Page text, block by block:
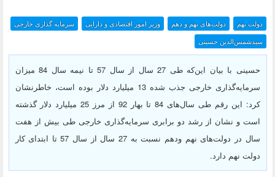
دولت نهم دولت‌های نهم و دهم
وزیر امور اقتصادی و دارایی
سیدشمس‌الدین حسینی
سرمایه گذاری خارجی
حسینی با بیان این‌که طی 27 سال از سال 57 تا نیمه سال 84 میزان
سرمایه‌گذاری خارجی جذب شده 13 میلیارد دلار بوده است، خاطرنشان
کرد: این رقم طی سال‌های 84 تا بهار 92 از مرز 25 میلیارد دلار گذشته
است و نشان از رشد دو برابری سرمایه‌گذاری خارجی طی بیش از هفت
سال در دولت‌های نهم ودهم نسبت به 27 سال از سال 57 تا ابتدای کار
دولت نهم دارد.